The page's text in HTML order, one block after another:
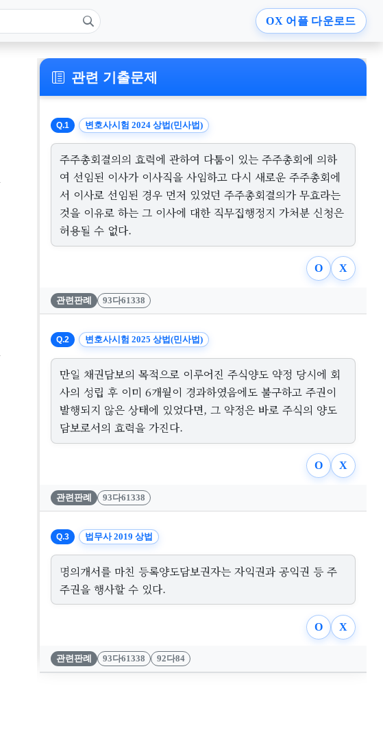
OX 어플 다운로드
관련 기출문제
Q.1 변호사시험 2024 상법(민사법)
주주총회결의의 효력에 관하여 다툼이 있는 주주총회에 의하
여 선임된 이사가 이사직을 사임하고 다시 새로운 주주총회에
서 이사로 선임된 경우 먼저 있었던 주주총회결의가 무효라는
것을 이유로 하는 그 이사에 대한 직무집행정지 가처분 신청은
허용될 수 없다.
O X
관련판례 93다61338
Q.2 변호사시험 2025 상법(민사법)
만일 채권담보의 목적으로 이루어진 주식양도 약정 당시에 회
사의 성립 후 이미 6개월이 경과하였음에도 불구하고 주권이
발행되지 않은 상태에 있었다면, 그 약정은 바로 주식의 양도
담보로서의 효력을 가진다.
O X
관련판례 93다61338
Q.3 법무사 2019 상법
명의개서를 마친 등록양도담보권자는 자익권과 공익권 등 주
주권을 행사할 수 있다.
O X
관련판례 93다61338 92다84